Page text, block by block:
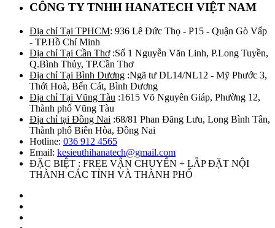
CÔNG TY TNHH HANATECH VIỆT NAM
Địa chỉ Tại TPHCM: 936 Lê Đức Thọ - P15 - Quận Gò Vấp
- TP.Hồ Chí Minh
Địa chỉ Tại Cần Thơ:Số 1 Nguyễn Văn Linh, P.Long Tuyền,
Q.Bình Thủy, TP.Cần Thơ
Địa chỉ Tại Bình Dương :Ngã tư DL14/NL12 - Mỹ Phước 3,
Thới Hoà, Bến Cát, Bình Dương
Địa chỉ Tại Vũng Tàu :1615 Võ Nguyên Giáp, Phường 12,
Thành phố Vũng Tàu
Địa chỉ tại Đồng Nai :68/81 Phan Đăng Lưu, Long Bình Tân,
Thành phố Biên Hòa, Đồng Nai
Hotline: 036 912 4565
Email: kesieuthihanatech@gmail.com
ĐẶC BIỆT : FREE VẬN CHUYỂN + LẮP ĐẶT NỘI
THÀNH CÁC TỈNH VÀ THÀNH PHỐ